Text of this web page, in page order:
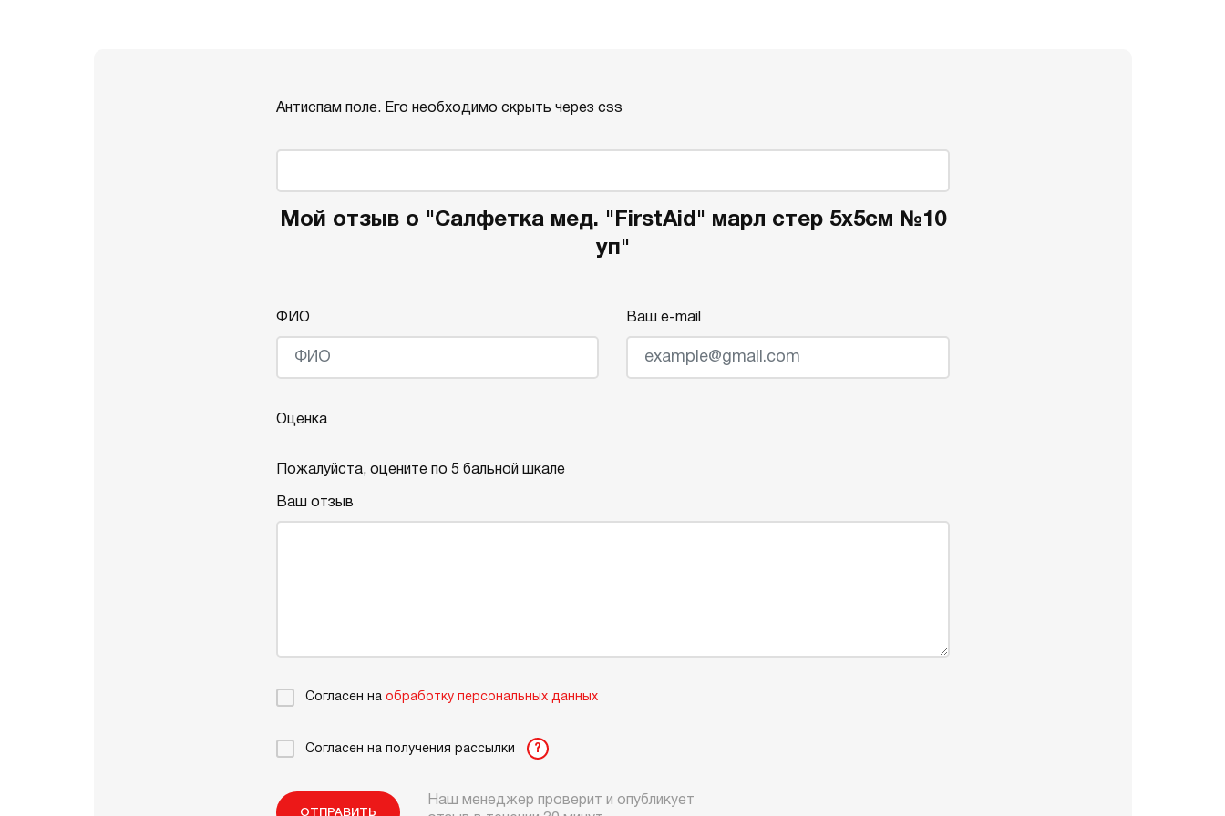
Антиспам поле. Его необходимо скрыть через css
Мой отзыв о "Салфетка мед. "FirstAid" марл стер 5x5см №10
уп"
ФИО Ваш e-mail
Оценка
Пожалуйста, оцените по 5 бальной шкале
Ваш отзыв
Согласен на обработку персональных данных
Согласен на получения рассылки ?
ОТПРАВИТЬ
Наш менеджер проверит и опубликует